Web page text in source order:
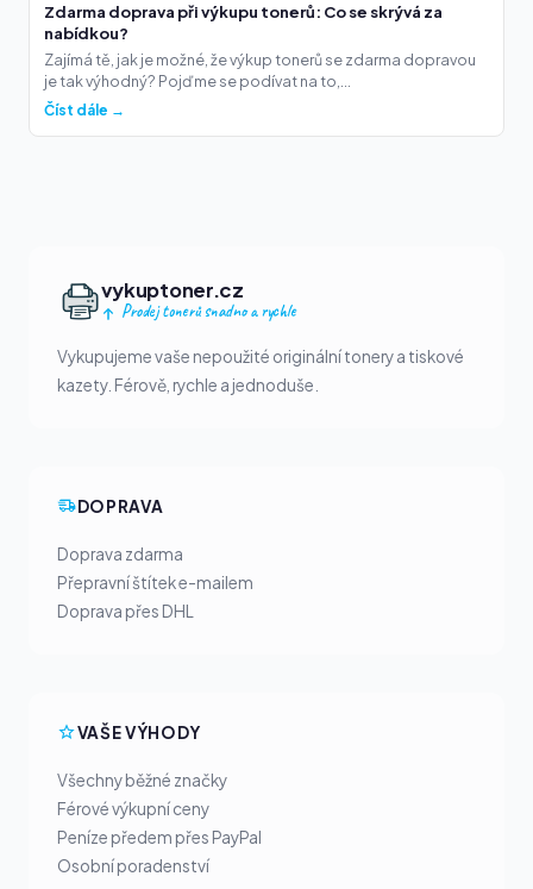
Zdarma doprava při výkupu tonerů: Co se skrývá za
nabídkou?
Zajímá tě, jak je možné, že výkup tonerů se zdarma dopravou
je tak výhodný? Pojďme se podívat na to,...
Číst dále →
vykuptoner.cz
Prodej tonerů snadno a rychle
Vykupujeme vaše nepoužité originální tonery a tiskové
kazety. Férově, rychle a jednoduše.
DOPRAVA
Doprava zdarma
Přepravní štítek e-mailem
Doprava přes DHL
VAŠE VÝHODY
Všechny běžné značky
Férové výkupní ceny
Peníze předem přes PayPal
Osobní poradenství